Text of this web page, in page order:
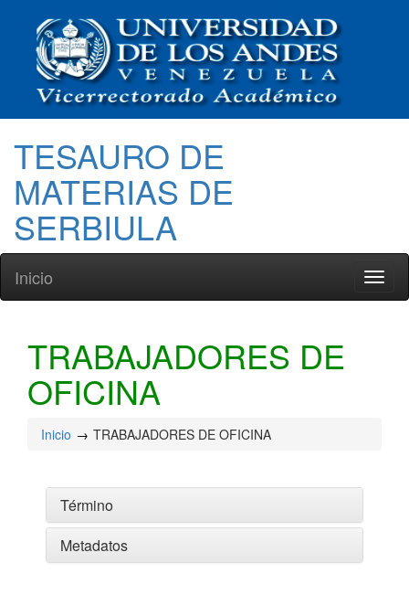
TESAURO DE
MATERIAS DE
SERBIULA
Inicio
TRABAJADORES DE
OFICINA
Inicio TRABAJADORES DE OFICINA
Término
Metadatos